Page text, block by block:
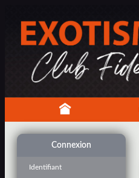
Connexion
Identifiant